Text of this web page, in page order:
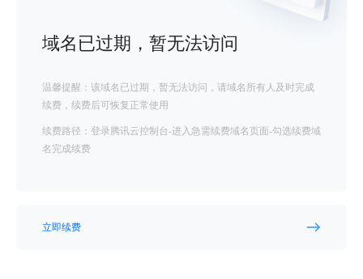
域名已过期，暂无法访问
温馨提醒：该域名已过期，暂无法访问，请域名所有人及时完成
续费，续费后可恢复正常使用
续费路径：登录腾讯云控制台-进入急需续费域名页面-勾选续费域
名完成续费
立即续费